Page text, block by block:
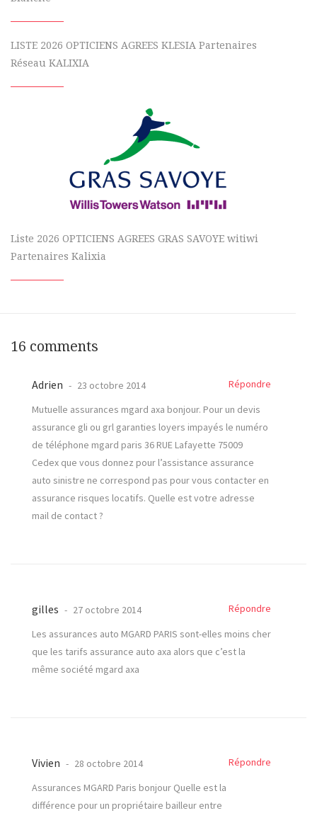
LISTE 2026 OPTICIENS AGREES KLESIA Partenaires
Réseau KALIXIA
Liste 2026 OPTICIENS AGREES GRAS SAVOYE witiwi
Partenaires Kalixia
16 comments
Adrien 23 octobre 2014
Répondre
Mutuelle assurances mgard axa bonjour. Pour un devis
assurance gli ou grl garanties loyers impayés le numéro
de téléphone mgard paris 36 RUE Lafayette 75009
Cedex que vous donnez pour l’assistance assurance
auto sinistre ne correspond pas pour vous contacter en
assurance risques locatifs. Quelle est votre adresse
mail de contact ?
gilles 27 octobre 2014
Répondre
Les assurances auto MGARD PARIS sont-elles moins cher
que les tarifs assurance auto axa alors que c’est la
même société mgard axa
Vivien 28 octobre 2014
Répondre
Assurances MGARD Paris bonjour Quelle est la
différence pour un propriétaire bailleur entre